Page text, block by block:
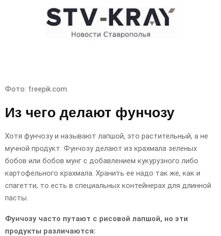
Фото: freepik.com
Из чего делают фунчозу
Хотя фунчозу и называют лапшой, это растительный, а не
мучной продукт. Фунчозу делают из крахмала зеленых
бобов или бобов мунг с добавлением кукурузного либо
картофельного крахмала. Хранить ее надо так же, как и
спагетти, то есть в специальных контейнерах для длинной
пасты.
Фунчозу часто путают с рисовой лапшой, но эти
продукты различаются: